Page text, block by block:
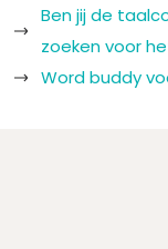
Ben jij de
zoeken voor
Word buddy